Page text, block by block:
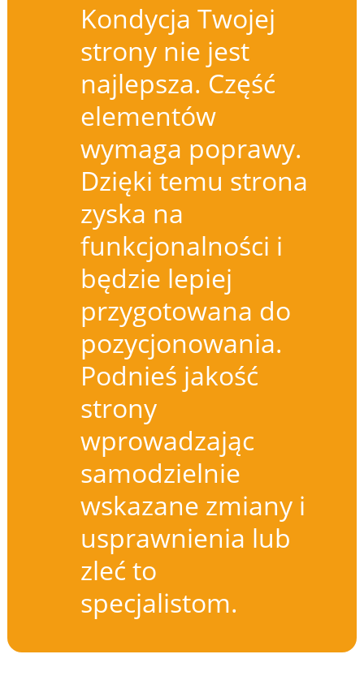
Kondycja Twojej
strony nie jest
najlepsza. Część
elementów
wymaga poprawy.
Dzięki temu strona
zyska na
funkcjonalności i
będzie lepiej
przygotowana do
pozycjonowania.
Podnieś jakość
strony
wprowadzając
samodzielnie
wskazane zmiany i
usprawnienia lub
zleć to
specjalistom.